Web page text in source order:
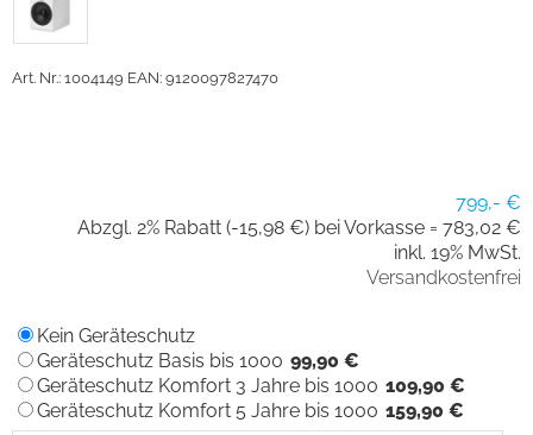
Art. Nr.: 1004149 EAN: 9120097827470
799,- €
Abzgl. 2% Rabatt (-15,98 €) bei Vorkasse = 783,02 €
inkl. 19% MwSt.
Versandkostenfrei
Kein Geräteschutz
Geräteschutz Basis bis 1000 99,90 €
Geräteschutz Komfort 3 Jahre bis 1000 109,90 €
Geräteschutz Komfort 5 Jahre bis 1000 159,90 €